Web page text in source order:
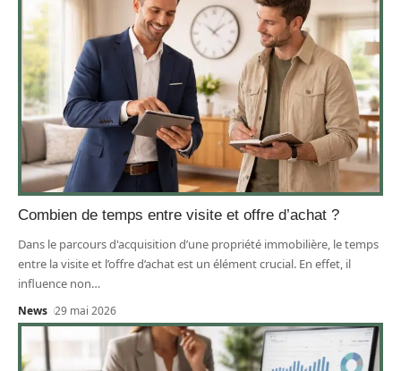
Combien de temps entre visite et offre d’achat ?
Dans le parcours d'acquisition d’une propriété immobilière, le temps
entre la visite et l’offre d’achat est un élément crucial. En effet, il
influence non…
News 29 mai 2026